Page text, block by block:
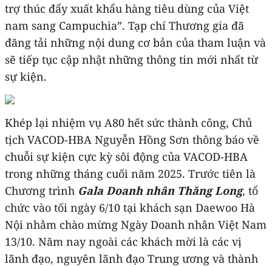
trợ thúc đẩy xuất khẩu hàng tiêu dùng của Việt
nam sang Campuchia”. Tạp chí Thương gia đã
đăng tải những nội dung cơ bản của tham luận và
sẽ tiếp tục cập nhật những thông tin mới nhất từ
sự kiện.
Khép lại nhiệm vụ A80 hết sức thành công, Chủ
tịch VACOD-HBA Nguyễn Hồng Sơn thông báo về
chuỗi sự kiện cực kỳ sôi động của VACOD-HBA
trong những tháng cuối năm 2025. Trước tiên là
Chương trình Gala Doanh nhân Thăng Long, tổ
chức vào tối ngày 6/10 tại khách sạn Daewoo Hà
Nội nhằm chào mừng Ngày Doanh nhân Việt Nam
13/10. Năm nay ngoài các khách mời là các vị
lãnh đạo, nguyên lãnh đạo Trung ương và thành